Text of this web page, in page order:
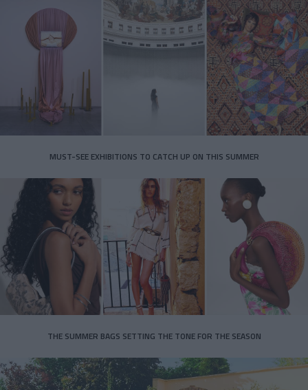
MUST-SEE EXHIBITIONS TO CATCH UP ON THIS SUMMER
THE SUMMER BAGS SETTING THE TONE FOR THE SEASON